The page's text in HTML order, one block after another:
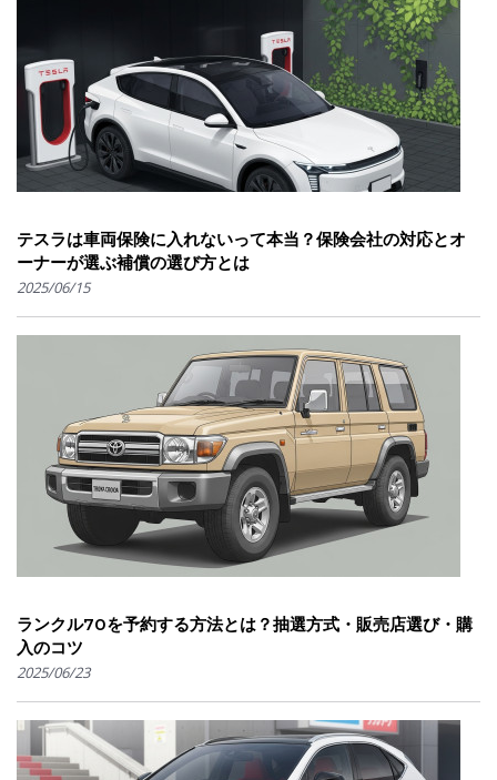
テスラは車両保険に入れないって本当？保険会社の対応とオ
ーナーが選ぶ補償の選び方とは
2025/06/15
ランクル70を予約する方法とは？抽選方式・販売店選び・購
入のコツ
2025/06/23